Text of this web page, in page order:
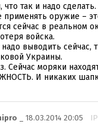
что так и надо сделать.
применять оружие –
сейчас в реальном
войска.
надо выводить
Украины.
Сейчас моряки
И никаких
_ 18.03.2014 20:05